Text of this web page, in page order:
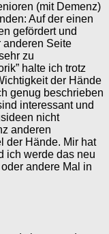
(mit Demenz)
Auf der einen
gefördert und
anderen Seite
zu
halte ich trotz
der Hände
genug beschrieben
interessant und
nicht
anderen
der Hände. Mir hat
ich werde das neu
andere Mal in